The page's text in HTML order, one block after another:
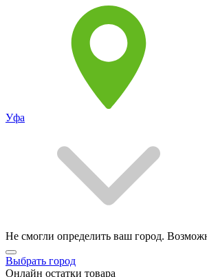
Уфа
Не смогли определить ваш город.
Выбрать город
Онлайн остатки товара